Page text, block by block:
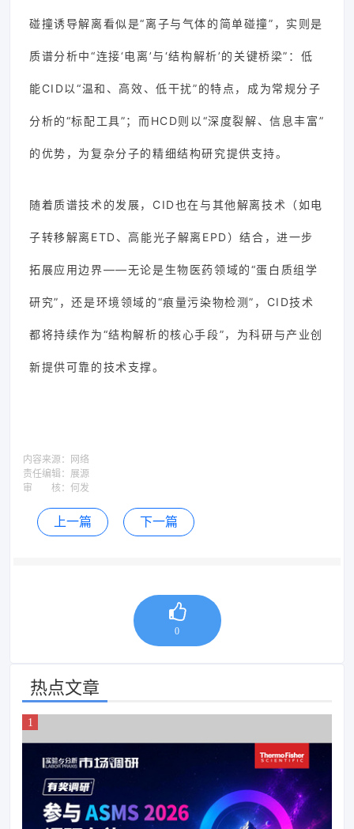
碰撞诱导解离看似是“离子与气体的简单碰撞”，实则是
质谱分析中“连接‘电离’与‘结构解析’的关键桥梁”：低
能CID以“温和、高效、低干扰”的特点，成为常规分子
分析的“标配工具”；而HCD则以“深度裂解、信息丰富”
的优势，为复杂分子的精细结构研究提供支持。
随着质谱技术的发展，CID也在与其他解离技术（如电
子转移解离ETD、高能光子解离EPD）结合，进一步
拓展应用边界——无论是生物医药领域的“蛋白质组学
研究”，还是环境领域的“痕量污染物检测”，CID技术
都将持续作为“结构解析的核心手段”，为科研与产业创
新提供可靠的技术支撑。
内容来源：
网络
责任编辑： 展源
审 核： 何发
上一篇 下一篇
0
热点文章